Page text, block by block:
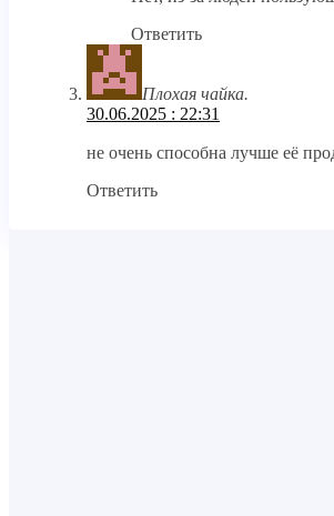
Ответить
Плохая чайка.
30.06.2025 : 22:31
не очень способна лучше её
Ответить